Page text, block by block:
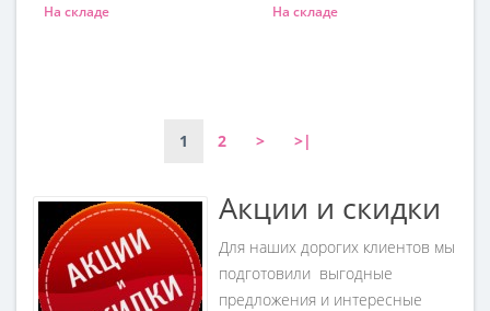
На складе
На складе
1 2 > >|
Акции и скидки
Для наших дорогих клиентов мы
подготовили выгодные
предложения и интересные